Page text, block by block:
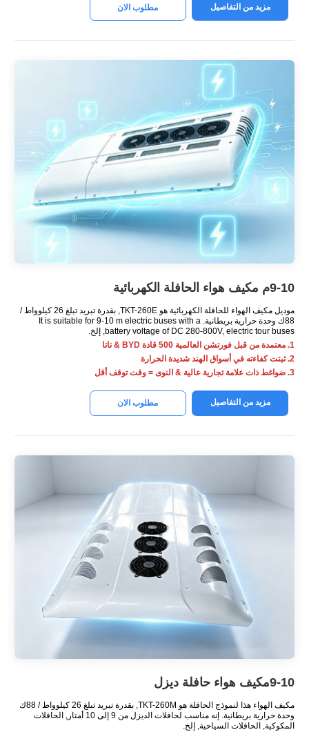
مزيد من التفاصيل مطلوب الان
9-10م مكيف هواء الحافلة الكهربائية
موديل مكيف الهواء للحافلة الكهربائية هو TKT-260E, بقدرة تبريد تبلغ 26 كيلوواط /
88ك وحدة حرارية بريطانية.
It is suitable for 9-10 m electric buses with a
battery voltage of DC 280-800V, electric tour buses
, إلخ.
1. معتمدة من قبل فورتشن العالمية 500 قادة BYD & تاتا
2. ثبتت كفاءته في أسواق الهند شديدة الحرارة
3. ضواغط ذات علامة تجارية عالية & النوى = وقت توقف أقل
مزيد من التفاصيل مطلوب الان
9-10مكيف هواء حافلة ديزل
مكيف الهواء هذا لنموذج الحافلة هو TKT-260M, بقدرة تبريد تبلغ 26 كيلوواط / 88ك
وحدة حرارية بريطانية. إنه مناسب لحافلات الديزل من 9 إلى 10 أمتار, الحافلات
المكوكية, الحافلات السياحية, إلخ.